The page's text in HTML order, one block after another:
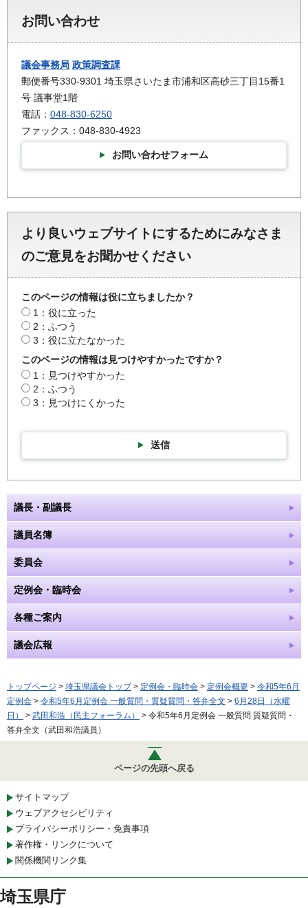
お問い合わせ
議会事務局 政策調査課
郵便番号330-9301 埼玉県さいたま市浦和区高砂三丁目15番1
号 議事堂1階
電話： 048-830-6250
ファックス：048-830-4923
お問い合わせフォーム
より良いウェブサイトにするためにみなさま
のご意見をお聞かせください
このページの情報は役に立ちましたか？
1：役に立った
2：ふつう
3：役に立たなかった
このページの情報は見つけやすかったですか？
1：見つけやすかった
2：ふつう
3：見つけにくかった
送信
議長・副議長
議員名簿
委員会
定例会・臨時会
各種ご案内
議会広報
トップページ > 埼玉県議会トップ> 定例会・臨時会 > 定例会概要 > 令和5年6月
定例会 > 令和5年6月定例会 一般質問・質疑質問・答弁全文 > 6月28日（水曜
日）
> 武田和浩（民主フォーラム）
> 令和5年6月定例会 一般質問 質疑質問・
答弁全文（武田和浩議員）
ページの先頭へ戻る
サイトマップ
ウェブアクセシビリティ
プライバシーポリシー・免責事項
著作権・リンクについて
関係機関リンク集
埼玉県庁